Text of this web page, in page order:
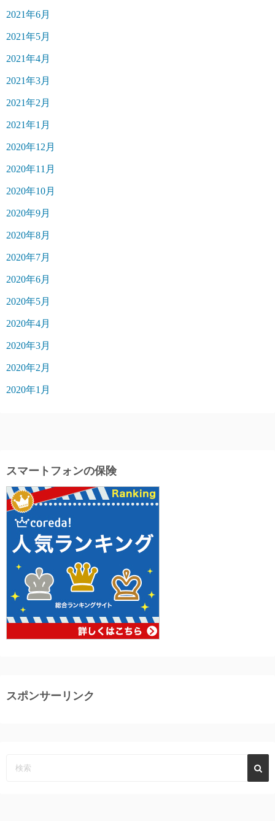
2021年6月
2021年5月
2021年4月
2021年3月
2021年2月
2021年1月
2020年12月
2020年11月
2020年10月
2020年9月
2020年8月
2020年7月
2020年6月
2020年5月
2020年4月
2020年3月
2020年2月
2020年1月
スマートフォンの保険
スポンサーリンク